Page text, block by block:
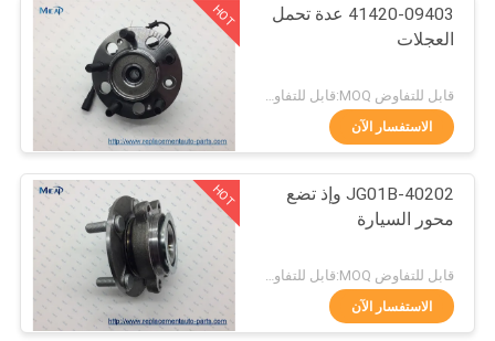
جولة
المعمل
مراقبة
الجودة
اتصل
تحويل نوافذ السيارات
السيارات على مدار
الساعة الربيع
78
HOT
41420-09403 عدة تحمل
العجلات
الاستفسار الآن
HOT
40202-JG01B وإذ تضع
محور السيارة
الاستفسار الآن